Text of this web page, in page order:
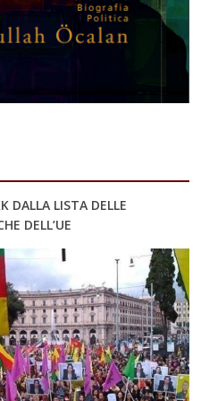
DALLA LISTA DELLE
DELL’UE